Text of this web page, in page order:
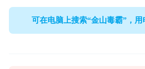
可在电脑上搜索“金山毒霸”，用